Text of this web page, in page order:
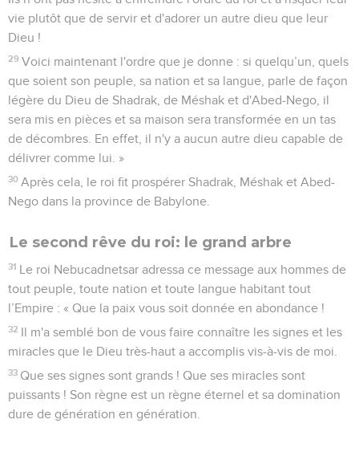
vie plutôt que de servir et d'adorer un autre dieu que leur
Dieu !
29 Voici maintenant l'ordre que je donne : si quelqu’un, quels
que soient son peuple, sa nation et sa langue, parle de façon
légère du Dieu de Shadrak, de Méshak et d'Abed-Nego, il
sera mis en pièces et sa maison sera transformée en un tas
de décombres. En effet, il n'y a aucun autre dieu capable de
délivrer comme lui. »
30 Après cela, le roi fit prospérer Shadrak, Méshak et Abed-
Nego dans la province de Babylone.
Le second rêve du roi: le grand arbre
31 Le roi Nebucadnetsar adressa ce message aux hommes de
tout peuple, toute nation et toute langue habitant tout
l’Empire : « Que la paix vous soit donnée en abondance !
32 Il m'a semblé bon de vous faire connaître les signes et les
miracles que le Dieu très-haut a accomplis vis-à-vis de moi.
33 Que ses signes sont grands ! Que ses miracles sont
puissants ! Son règne est un règne éternel et sa domination
dure de génération en génération.